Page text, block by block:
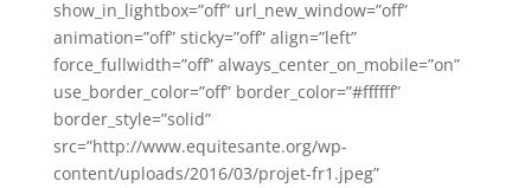
show_in_lightbox=”off” url_new_window=”off”
animation=”off” sticky=”off” align=”left”
force_fullwidth=”off” always_center_on_mobile=”on”
use_border_color=”off” border_color=”#ffffff”
border_style=”solid”
src=”http://www.equitesante.org/wp-
content/uploads/2016/03/projet-fr1.jpeg”